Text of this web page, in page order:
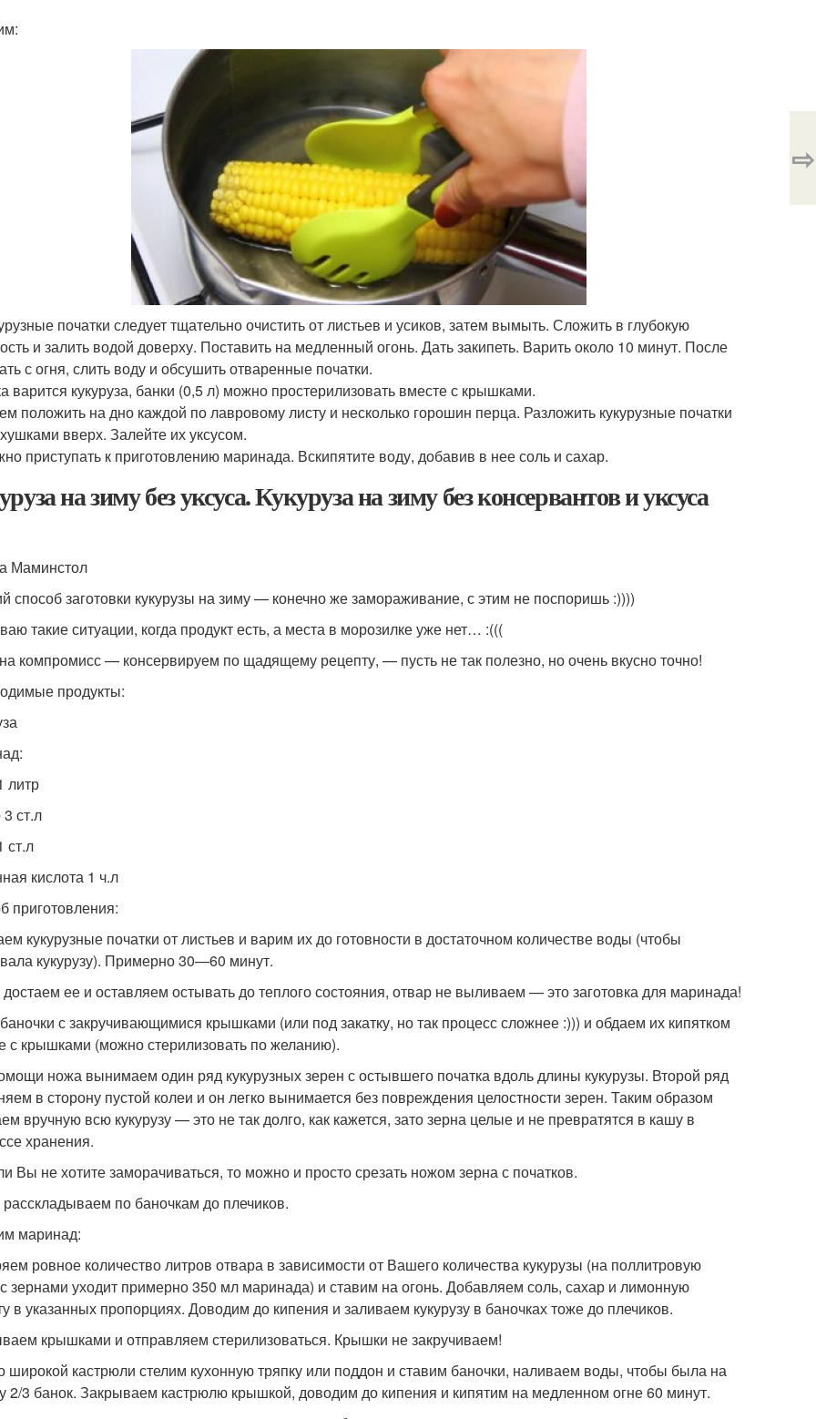
початки следует тщательно очистить от листьев и усиков, затем вымыть. Сложить в глубокую
и залить водой доверху. Поставить на медленный огонь. Дать закипеть. Варить около 10 минут. После
с огня, слить воду и обсушить отваренные початки.
варится кукуруза, банки (0,5 л) можно простерилизовать вместе с крышками.
положить на дно каждой по лавровому листу и несколько горошин перца. Разложить кукурузные початки
вверх. Залейте их уксусом.
приступать к приготовлению маринада. Вскипятите воду, добавив в нее соль и сахар.
на зиму без уксуса. Кукуруза на зиму без консервантов и уксуса
Маминстол
способ заготовки кукурузы на зиму — конечно же замораживание, с этим не поспоришь :))))
такие ситуации, когда продукт есть, а места в морозилке уже нет… :(((
компромисс — консервируем по щадящему рецепту, — пусть не так полезно, но очень вкусно точно!
продукты:
литр
ст.л
ст.л
кислота 1 ч.л
приготовления:
кукурузные початки от листьев и варим их до готовности в достаточном количестве воды (чтобы
кукурузу). Примерно 30—60 минут.
ее и оставляем остывать до теплого состояния, отвар не выливаем — это заготовка для маринада!
с закручивающимися крышками (или под закатку, но так процесс сложнее :))) и обдаем их кипятком
с крышками (можно стерилизовать по желанию).
ножа вынимаем один ряд кукурузных зерен с остывшего початка вдоль длины кукурузы. Второй ряд
в сторону пустой колеи и он легко вынимается без повреждения целостности зерен. Таким образом
вручную всю кукурузу — это не так долго, как кажется, зато зерна целые и не превратятся в кашу в
хранения.
Вы не хотите заморачиваться, то можно и просто срезать ножом зерна с початков.
по баночкам до плечиков.
маринад:
ровное количество литров отвара в зависимости от Вашего количества кукурузы (на поллитровую
зернами уходит примерно 350 мл маринада) и ставим на огонь. Добавляем соль, сахар и лимонную
в указанных пропорциях. Доводим до кипения и заливаем кукурузу в баночках тоже до плечиков.
крышками и отправляем стерилизоваться. Крышки не закручиваем!
широкой кастрюли стелим кухонную тряпку или поддон и ставим баночки, наливаем воды, чтобы была на
2/3 банок. Закрываем кастрюлю крышкой, доводим до кипения и кипятим на медленном огне 60 минут.
⇨